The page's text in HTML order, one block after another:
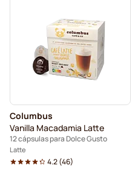
Columbus
Vanilla Macadamia Latte
12 cápsulas para Dolce Gusto
Latte
4.2(46)